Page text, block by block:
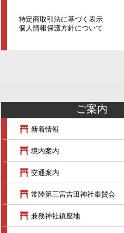
特定商取引法に基づく表示
個人情報保護方針について
ご案内
新着情報
境内案内
交通案内
常陸第三宮吉田神社奉賛会
兼務神社鎮座地